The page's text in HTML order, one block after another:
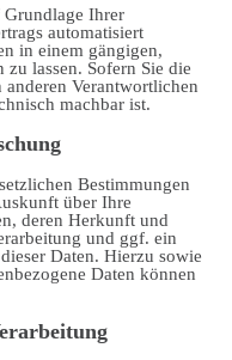
Grundlage Ihrer
automatisiert
in einem gängigen,
zu lassen. Sofern Sie die
Verantwortlichen
machbar ist.
Bestimmungen
über Ihre
deren Herkunft und
und ggf. ein
Daten. Hierzu sowie
Daten können